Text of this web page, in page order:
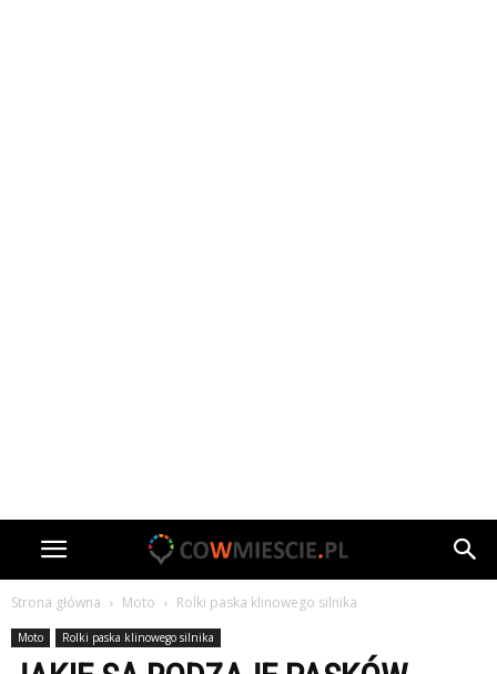
Strona główna Moto Rolki paska klinowego silnika
Moto Rolki paska klinowego silnika